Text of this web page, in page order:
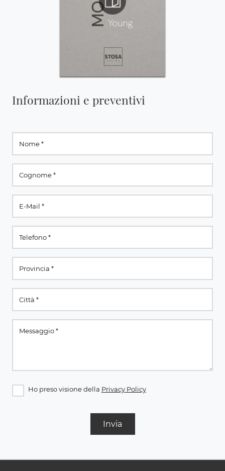
Informazioni e preventivi
Ho preso visione della Privacy Policy
Invia